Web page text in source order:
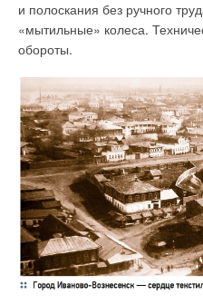
и полоскания без ручного
«мытильные» колеса.
обороты.